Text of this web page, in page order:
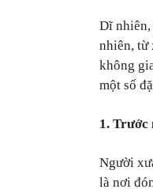
Dĩ nhiên,
nhiên, từ
không
một số
1. Trước
Người
là nơi